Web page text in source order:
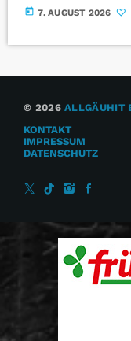
today 7. AUGUST 2026
© 2026ALLGÄUHIT
KONTAKT
IMPRESSUM
DATENSCHUTZ